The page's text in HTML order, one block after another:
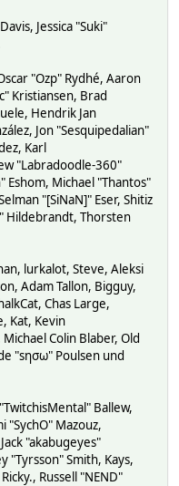
Jessica "Suki"
"Ozp" Rydhé, Aaron
Kristiansen, Brad
Hendrik Jan
Jon "Sesquipedalian"
Karl
"Labradoodle-360"
Eshom, Michael "Thantos"
"[SiNaN]" Eser, Shitiz
Hildebrandt, Thorsten
lurkalot, Steve, Aleksi
Adam Tallon, Bigguy,
Chas Large,
Kat, Kevin
Colin Blaber, Old
"sησω" Poulsen und
Ballew,
"SychO" Mazouz,
"akabugeyes"
"Tyrsson" Smith, Kays,
Russell "NEND"